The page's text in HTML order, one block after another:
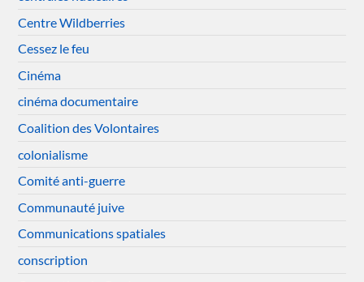
Centre Wildberries
Cessez le feu
Cinéma
cinéma documentaire
Coalition des Volontaires
colonialisme
Comité anti-guerre
Communauté juive
Communications spatiales
conscription